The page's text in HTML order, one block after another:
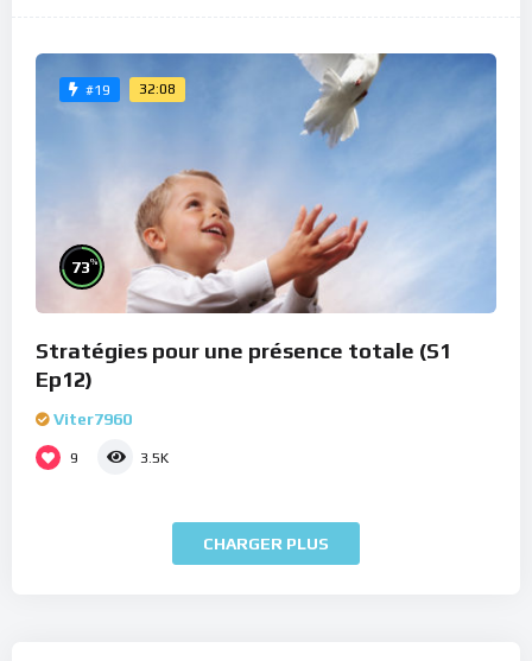
#19 32:08
73%
Stratégies pour une présence totale (S1
Ep12)
Viter7960
9 3.5K
CHARGER PLUS